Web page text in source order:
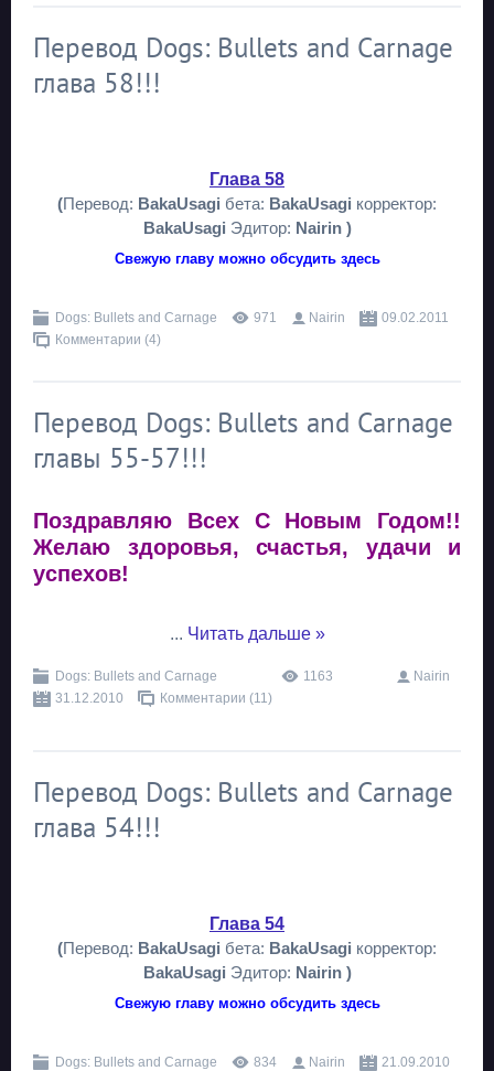
Перевод Dogs: Bullets and Carnage
глава 58!!!
Глава 58
(Перевод: BakaUsagi бета: BakaUsagi корректор:
BakaUsagi Эдитор: Nairin )
Свежую главу можно обсудить здесь
Dogs: Bullets and Carnage 971 Nairin
09.02.2011
Комментарии (4)
Перевод Dogs: Bullets and Carnage
главы 55-57!!!
Поздравляю Всех С Новым Годом!!
Желаю здоровья, счастья, удачи и
успехов!
... Читать дальше »
Dogs: Bullets and Carnage 1163
Nairin
31.12.2010
Комментарии (11)
Перевод Dogs: Bullets and Carnage
глава 54!!!
Глава 54
(Перевод: BakaUsagi бета: BakaUsagi корректор:
BakaUsagi Эдитор: Nairin )
Свежую главу можно обсудить здесь
Dogs: Bullets and Carnage 834 Nairin
21.09.2010